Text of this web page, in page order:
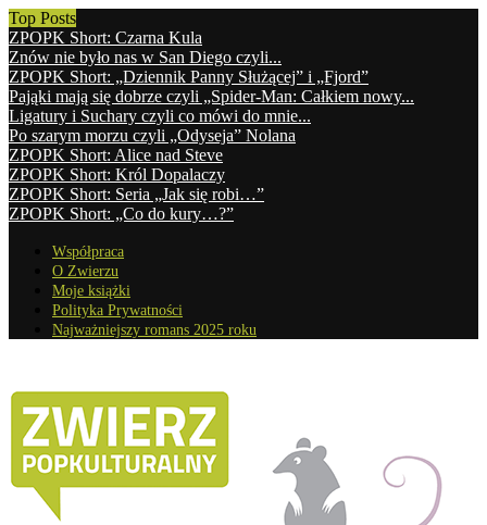
Top Posts
ZPOPK Short: Czarna Kula
Znów nie było nas w San Diego czyli...
ZPOPK Short: „Dziennik Panny Służącej” i „Fjord”
Pająki mają się dobrze czyli „Spider-Man: Całkiem nowy...
Ligatury i Suchary czyli co mówi do mnie...
Po szarym morzu czyli „Odyseja” Nolana
ZPOPK Short: Alice nad Steve
ZPOPK Short: Król Dopalaczy
ZPOPK Short: Seria „Jak się robi…”
ZPOPK Short: „Co do kury…?”
Współpraca
O Zwierzu
Moje książki
Polityka Prywatności
Najważniejszy romans 2025 roku